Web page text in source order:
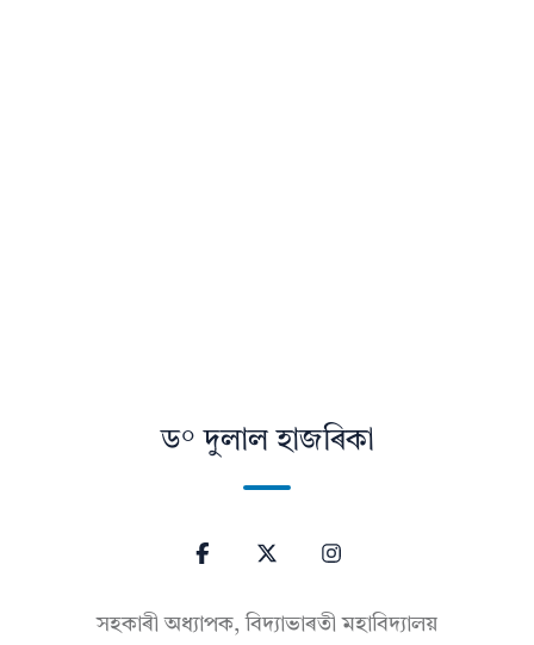
ড° দুলাল হাজৰিকা
সহকাৰী অধ্যাপক, বিদ্যাভাৰতী মহাবিদ্যালয়